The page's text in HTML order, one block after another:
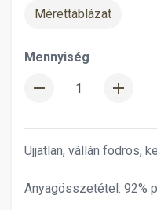
Mérettáblázat
Mennyiség
remove add
Ujjatlan, vállán fodros,
Anyagösszetétel: 92%